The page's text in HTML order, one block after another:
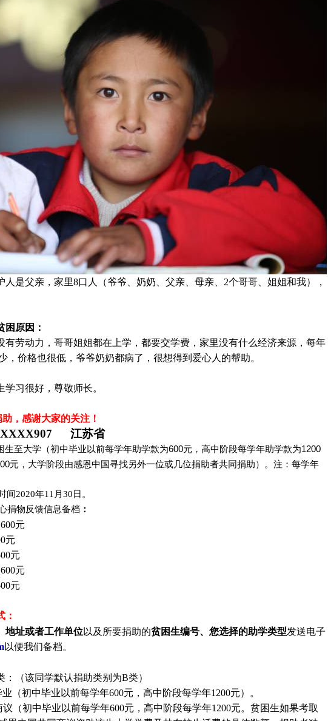
人是父亲，家里8口人（爷爷、奶奶、父亲、母亲、2个哥哥、姐姐和我），
困原因：
有劳动力，哥哥姐姐都在上学，都要交学费，家里没有什么经济来源，每年
，价格也很低，爷爷奶奶都病了，很想得到爱心人的帮助。
学习很好，尊敬师长。
，感谢大家的关注！
江苏省
生至大学（初中毕业以前每学年助学款为600元，高中阶段每学年助学款为1200
元，大学阶段由感恩中国寻找另外一位或几位捐助者共同捐助）。注：每学年
间2020年11月30日。
捐物反馈信息备档 ：
元
元
元
元
元
：
地址或者工作单位以及所要捐助的贫困生编号、您选择的助学类型发送电子
以便我们备档。
（该同学默认捐助类别为B类）
（初中毕业以前每学年600元，高中阶段每学年1200元）。
（初中毕业以前每学年600元，高中阶段每学年1200元。贫困生如果考取